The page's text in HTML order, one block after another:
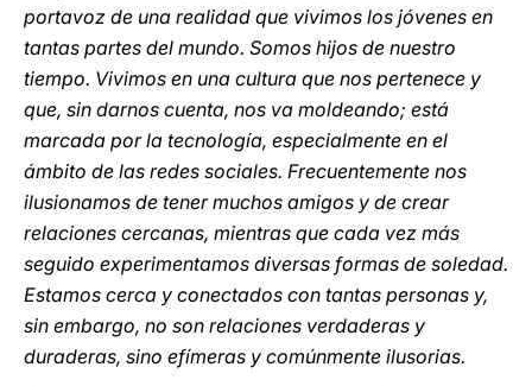
portavoz de una realidad que vivimos los jóvenes en
tantas partes del mundo. Somos hijos de nuestro
tiempo. Vivimos en una cultura que nos pertenece y
que, sin darnos cuenta, nos va moldeando; está
marcada por la tecnología, especialmente en el
ámbito de las redes sociales. Frecuentemente nos
ilusionamos de tener muchos amigos y de crear
relaciones cercanas, mientras que cada vez más
seguido experimentamos diversas formas de soledad.
Estamos cerca y conectados con tantas personas y,
sin embargo, no son relaciones verdaderas y
duraderas, sino efímeras y comúnmente ilusorias.